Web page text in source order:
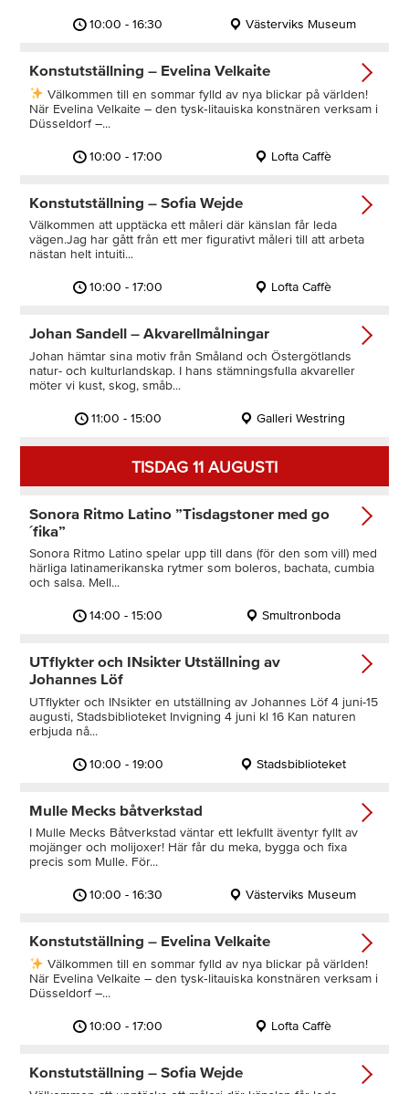
10:00 - 16:30 Västerviks Museum
10:00 - 17:00 Lofta Caffè
Konstutställning – Evelina Velkaite
Välkommen till en sommar fylld av nya blickar på världen!
När Evelina Velkaite – den tysk‑litauiska konstnären verksam i
Düsseldorf –...
10:00 - 17:00 Lofta Caffè
Konstutställning – Sofia Wejde
Välkommen att upptäcka ett måleri där känslan får leda
vägen.Jag har gått från ett mer figurativt måleri till att arbeta
nästan helt intuiti...
11:00 - 15:00 Galleri Westring
Johan Sandell – Akvarellmålningar
Johan hämtar sina motiv från Småland och Östergötlands
natur- och kulturlandskap. I hans stämningsfulla akvareller
möter vi kust, skog, småb...
TISDAG 11 AUGUSTI
14:00 - 15:00 Smultronboda
Sonora Ritmo Latino ”Tisdagstoner med go
´fika”
Sonora Ritmo Latino spelar upp till dans (för den som vill) med
härliga latinamerikanska rytmer som boleros, bachata, cumbia
och salsa. Mell...
10:00 - 19:00 Stadsbiblioteket
UTflykter och INsikter Utställning av
Johannes Löf
UTflykter och INsikter en utställning av Johannes Löf 4 juni-15
augusti, Stadsbiblioteket Invigning 4 juni kl 16 Kan naturen
erbjuda nå...
10:00 - 16:30 Västerviks Museum
Mulle Mecks båtverkstad
I Mulle Mecks Båtverkstad väntar ett lekfullt äventyr fyllt av
mojänger och molijoxer! Här får du meka, bygga och fixa
precis som Mulle. För...
10:00 - 17:00 Lofta Caffè
Konstutställning – Evelina Velkaite
Välkommen till en sommar fylld av nya blickar på världen!
När Evelina Velkaite – den tysk‑litauiska konstnären verksam i
Düsseldorf –...
Konstutställning – Sofia Wejde